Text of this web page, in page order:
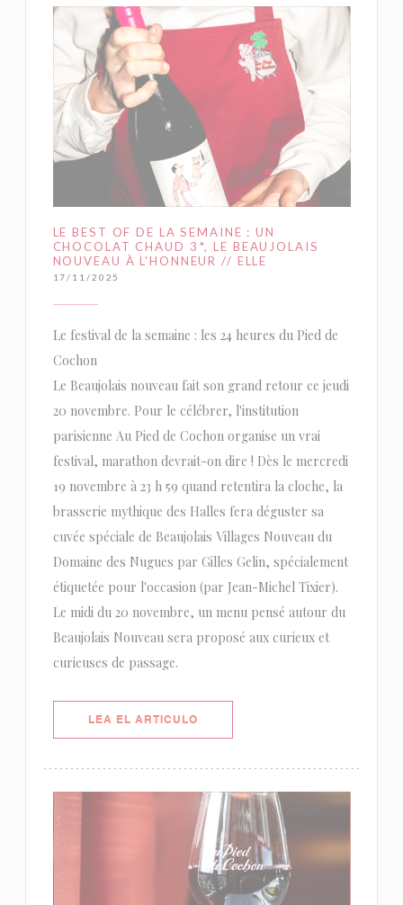
LE BEST OF DE LA SEMAINE : UN
CHOCOLAT CHAUD 3*, LE BEAUJOLAIS
NOUVEAU À L'HONNEUR // ELLE
17/11/2025
Le festival de la semaine : les 24 heures du Pied de
Cochon
Le Beaujolais nouveau fait son grand retour ce jeudi
20 novembre. Pour le célébrer, l'institution
parisienne Au Pied de Cochon organise un vrai
festival, marathon devrait-on dire ! Dès le mercredi
19 novembre à 23 h 59 quand retentira la cloche, la
brasserie mythique des Halles fera déguster sa
cuvée spéciale de Beaujolais Villages Nouveau du
Domaine des Nugues par Gilles Gelin, spécialement
étiquetée pour l'occasion (par Jean-Michel Tixier).
Le midi du 20 novembre, un menu pensé autour du
Beaujolais Nouveau sera proposé aux curieux et
curieuses de passage.
LEA EL ARTICULO((ABRE EN UNA NUEVA